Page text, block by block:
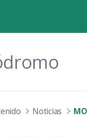
Noticias